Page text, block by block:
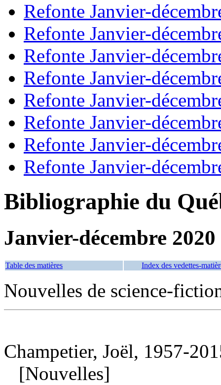
Refonte Janvier-
Refonte Janvier-
Refonte Janvier-
Refonte Janvier-
Refonte Janvier-
Refonte Janvier-
Refonte Janvier-
Refonte Janvier-
Bibliographie du
Janvier-décembre 2020
Table des matières Index des vedettes-
Nouvelles de science-
Champetier, Joël, 1957-
[Nouvelles]